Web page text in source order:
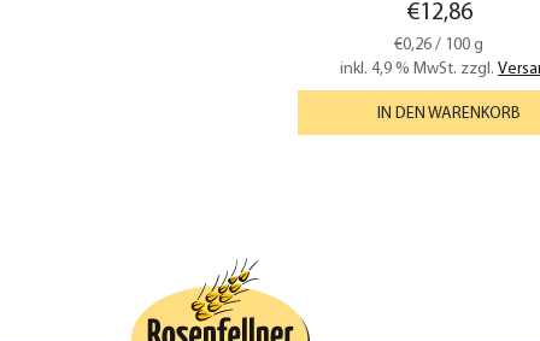
€12,86
€0,26 / 100 g
inkl. 4,9 % MwSt. zzgl.
IN DEN WARENKORB